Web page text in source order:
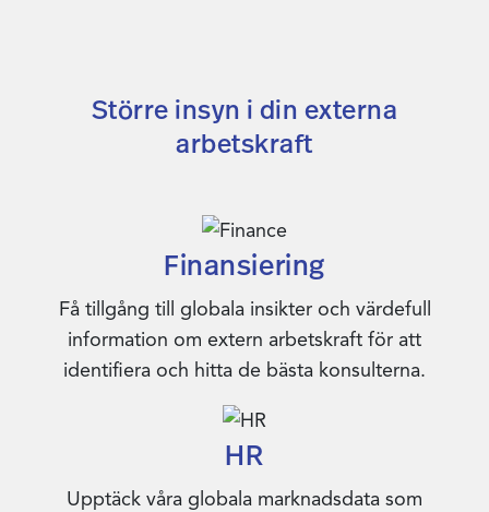
Större insyn i din externa
arbetskraft
Finansiering
Få tillgång till globala insikter och värdefull
information om extern arbetskraft för att
identifiera och hitta de bästa konsulterna.
HR
Upptäck våra globala marknadsdata som